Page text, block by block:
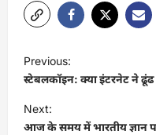
o
s
t
Previous:
स्टेबलकॉइन: क्या इंटरनेट ने
Next:
आज के समय में भारतीय ज्ञान